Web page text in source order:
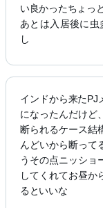
い良かったちょっ
あとは入居後に
し
インドから来たPJ
になったんだけど
断られるケース結
んどいから断って
うその点ニッショ
してくれてお昼か
るといいな